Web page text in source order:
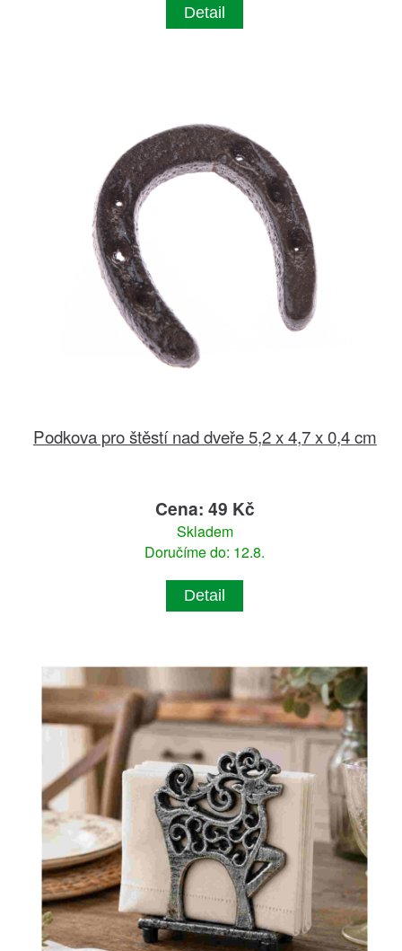
Detail
Podkova pro štěstí nad dveře 5,2 x 4,7 x 0,4 cm
Cena: 49 Kč
Skladem
Doručíme do: 12.8.
Detail